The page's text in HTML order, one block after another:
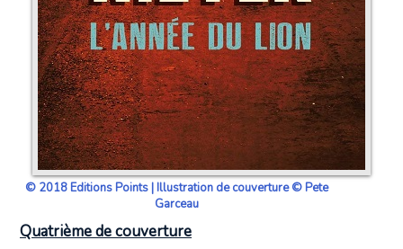
© 2018 Editions Points | Illustration de couverture © Pete
Garceau
Quatrième de couverture